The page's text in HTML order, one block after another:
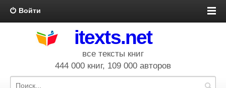
Войти
itexts.net
все тексты книг
444 000 книг, 109 000 авторов